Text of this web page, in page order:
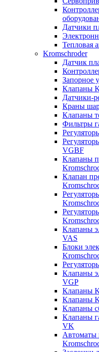
Датчики
Тепловая
Kromschroder
Датчик
Запорное
Клапаны
Датчики-
Краны
Клапаны
Фильтры
VGBF
Клапаны
Клапан
Клапаны
VAS
Блоки
Клапаны
VGP
Клапаны
Клапаны
Клапаны
Клапаны
VK
Автоматы